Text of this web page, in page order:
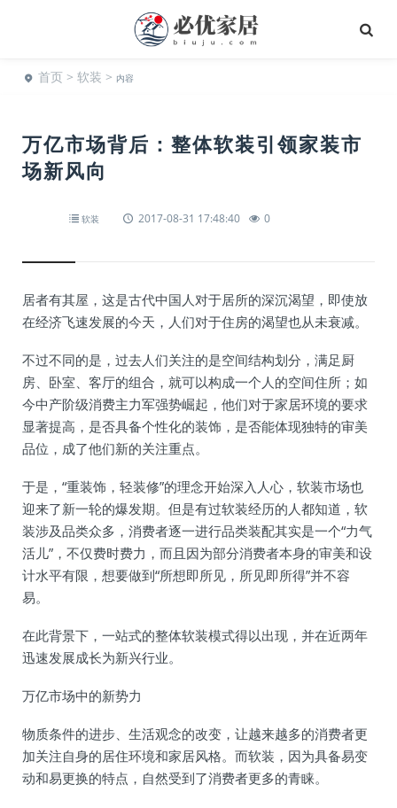
首页 > 软装 > 内容
万亿市场背后：整体软装引领家装市
场新风向
软装 2017-08-31 17:48:40 0
居者有其屋，这是古代中国人对于居所的深沉渴望，即使放
在经济飞速发展的今天，人们对于住房的渴望也从未衰减。
不过不同的是，过去人们关注的是空间结构划分，满足厨
房、卧室、客厅的组合，就可以构成一个人的空间住所；如
今中产阶级消费主力军强势崛起，他们对于家居环境的要求
显著提高，是否具备个性化的装饰，是否能体现独特的审美
品位，成了他们新的关注重点。
于是，“重装饰，轻装修”的理念开始深入人心，软装市场也
迎来了新一轮的爆发期。但是有过软装经历的人都知道，软
装涉及品类众多，消费者逐一进行品类装配其实是一个“力气
活儿”，不仅费时费力，而且因为部分消费者本身的审美和设
计水平有限，想要做到“所想即所见，所见即所得”并不容
易。
在此背景下，一站式的整体软装模式得以出现，并在近两年
迅速发展成长为新兴行业。
万亿市场中的新势力
物质条件的进步、生活观念的改变，让越来越多的消费者更
加关注自身的居住环境和家居风格。而软装，因为具备易变
动和易更换的特点，自然受到了消费者更多的青睐。